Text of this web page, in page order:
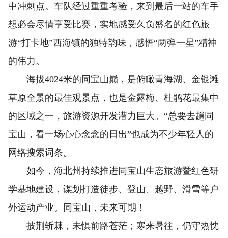
中冲刺点。车队经过重重考验，来到最后一站的车手
想必会尽情享受比赛，实地感受久负盛名的红色旅
游“打卡地”西海镇的独特韵味，感悟“两弹一星”精神
的伟力。
海拔4024米的同宝山巅，是俯瞰青海湖、金银滩
草原全景的最佳观景点，也是金露梅、杜鹃花最集中
的区域之一，旅游资源开发潜力巨大。“总要去趟同
宝山，看一场心心念念的日出”也成为不少年轻人的
网络搜索词条。
如今，海北州持续推进同宝山生态旅游暨红色研
学基地建设，谋划打造徒步、登山、越野、滑雪等户
外运动产业。同宝山，未来可期！
披荆斩棘，未惧前路苍茫；寒来暑往，仍守热忱